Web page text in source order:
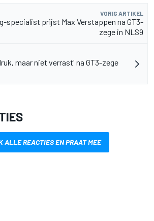
VORIG ARTIKEL
specialist prijst Max Verstappen na GT3-
zege in NLS9
maar niet verrast' na GT3-zege
ALLE REACTIES EN PRAAT MEE